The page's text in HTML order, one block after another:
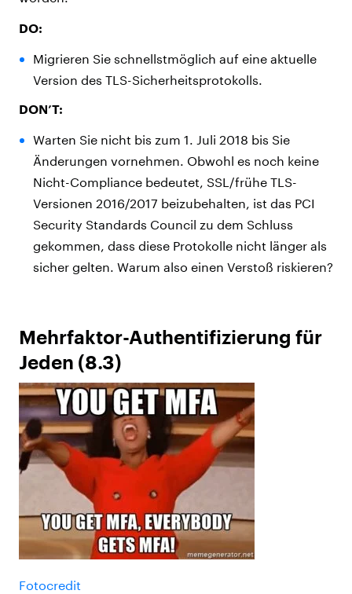
DO:
Migrieren Sie schnellstmöglich auf eine aktuelle
Version des TLS-Sicherheitsprotokolls.
DON’T:
Warten Sie nicht bis zum 1. Juli 2018 bis Sie
Änderungen vornehmen. Obwohl es noch keine
Nicht-Compliance bedeutet, SSL/frühe TLS-
Versionen 2016/2017 beizubehalten, ist das PCI
Security Standards Council zu dem Schluss
gekommen, dass diese Protokolle nicht länger als
sicher gelten. Warum also einen Verstoß riskieren?
Mehrfaktor-Authentifizierung für
Jeden (8.3)
Fotocredit